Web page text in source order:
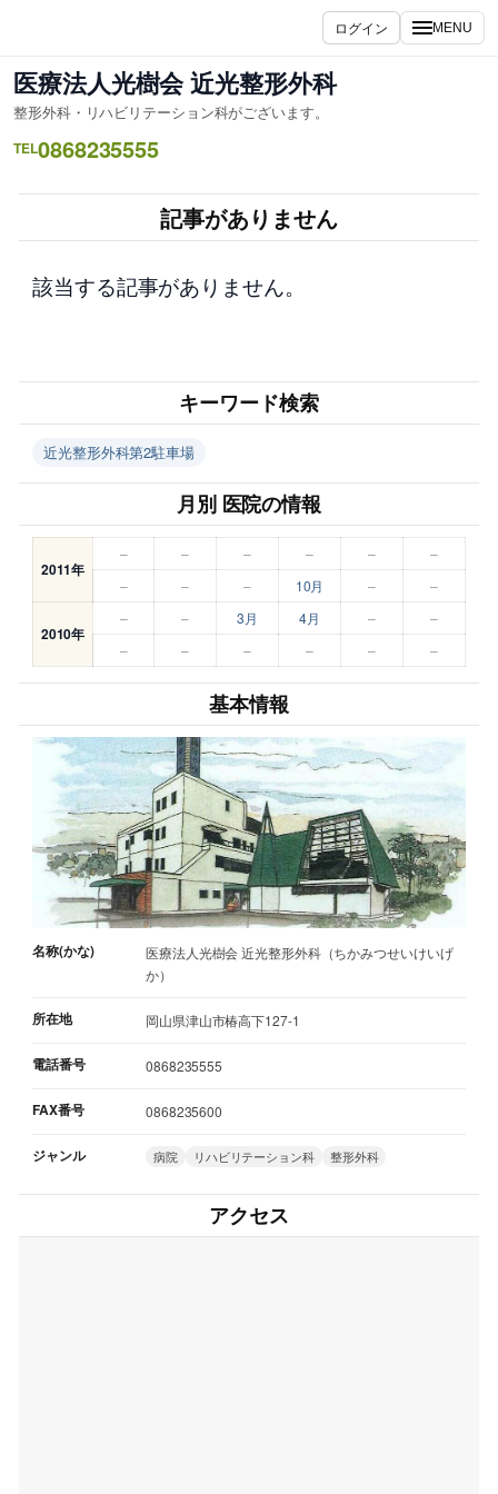
を
ス
キ
ッ
ログイン MENU
医療法人光樹会 近光整形外科
整形外科・リハビリテーション科がございます。
TEL0868235555
記事がありません
該当する記事がありません。
キーワード検索
近光整形外科第2駐車場
月別 医院の情報
2011年
– – – – –
–
–
– – 10月 – –
2010年
– – 3月 4月 –
–
–
– – – – –
基本情報
名称(かな)
医療法人光樹会 近光整形外科（ちかみつせいけいげ
か）
所在地 岡山県津山市椿高下127-1
電話番号 0868235555
FAX番号 0868235600
ジャンル 病院 リハビリテーション科 整形外科
アクセス